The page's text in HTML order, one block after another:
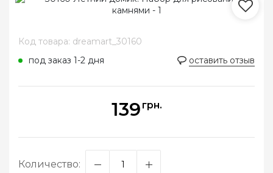
Код товара: dreamart_30160
под заказ 1-2 дня
оставить отзыв
139 грн.
Количество: